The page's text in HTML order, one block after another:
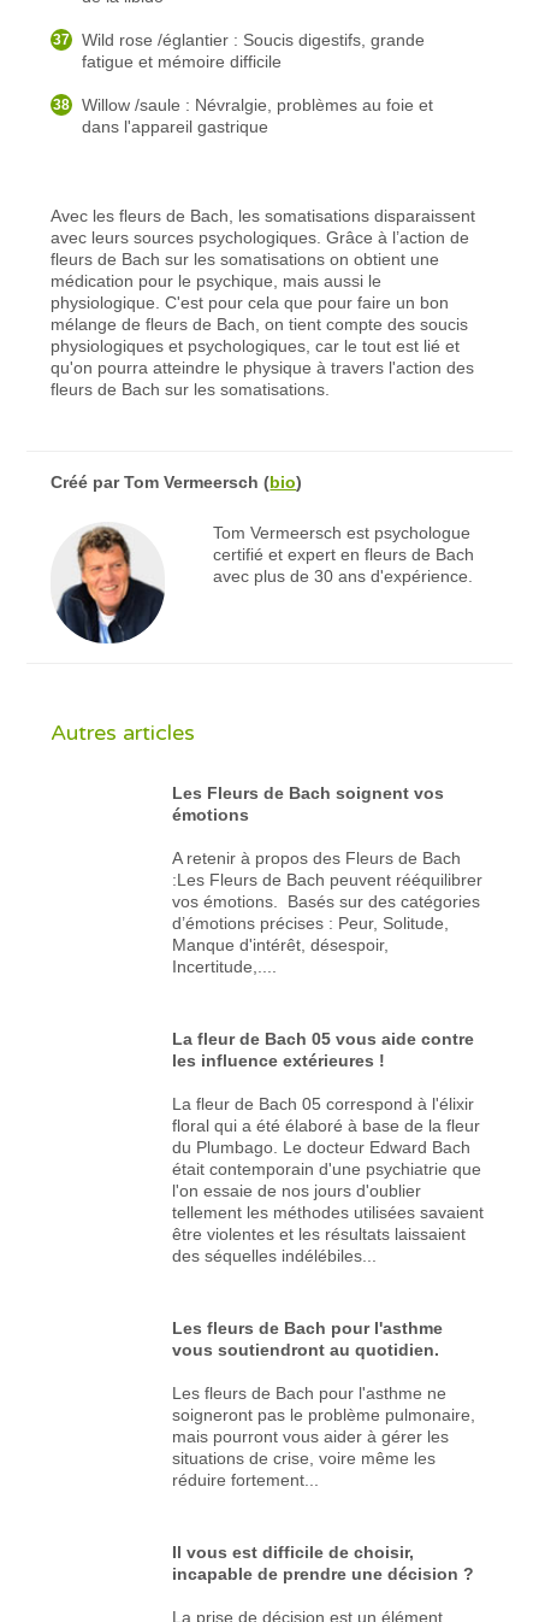
Wild rose /églantier : Soucis digestifs, grande
fatigue et mémoire difficile
Willow /saule : Névralgie, problèmes au foie et
dans l'appareil gastrique
Avec les fleurs de Bach, les somatisations disparaissent
avec leurs sources psychologiques. Grâce à l’action de
fleurs de Bach sur les somatisations on obtient une
médication pour le psychique, mais aussi le
physiologique. C'est pour cela que pour faire un bon
mélange de fleurs de Bach, on tient compte des soucis
physiologiques et psychologiques, car le tout est lié et
qu'on pourra atteindre le physique à travers l'action des
fleurs de Bach sur les somatisations.
Créé parTom Vermeersch (bio)
Tom Vermeersch est psychologue
certifié et expert en fleurs de Bach
avec plus de 30 ans d'expérience.
Autres articles
Les Fleurs de Bach soignent vos
émotions
A retenir à propos des Fleurs de Bach
:Les Fleurs de Bach peuvent rééquilibrer
vos émotions. Basés sur des catégories
d’émotions précises : Peur, Solitude,
Manque d'intérêt, désespoir,
Incertitude,....
La fleur de Bach 05 vous aide contre
les influence extérieures !
La fleur de Bach 05 correspond à l'élixir
floral qui a été élaboré à base de la fleur
du Plumbago. Le docteur Edward Bach
était contemporain d'une psychiatrie que
l'on essaie de nos jours d'oublier
tellement les méthodes utilisées savaient
être violentes et les résultats laissaient
des séquelles indélébiles...
Les fleurs de Bach pour l'asthme
vous soutiendront au quotidien.
Les fleurs de Bach pour l'asthme ne
soigneront pas le problème pulmonaire,
mais pourront vous aider à gérer les
situations de crise, voire même les
réduire fortement...
Il vous est difficile de choisir,
incapable de prendre une décision ?
La prise de décision est un élément